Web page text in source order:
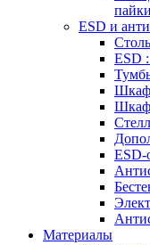
пайки
ESD и
ESD
ESD-
Материалы